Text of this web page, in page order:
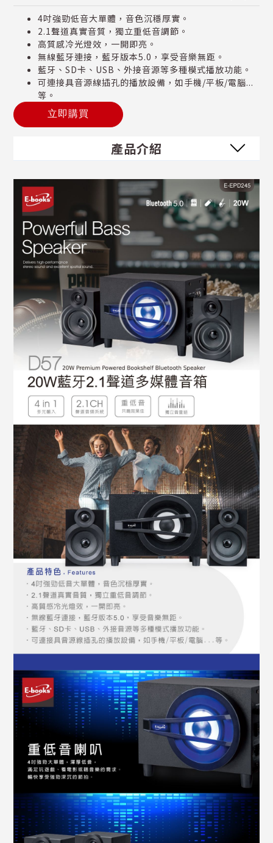
4吋強勁低音大單體，音色沉穩厚實。
2.1聲道真實音質，獨立重低音調節。
高質感冷光燈效，一開即亮。
無線藍牙連接，藍牙版本5.0，享受音樂無距。
藍牙、SD卡、USB、外接音源等多種模式播放功能。
可連接具音源線插孔的播放設備，如手機/平板/電腦...
等。
立即購買
產品介紹